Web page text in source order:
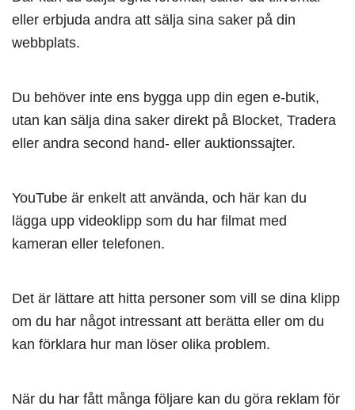
eller erbjuda andra att sälja sina saker på din
webbplats.
Du behöver inte ens bygga upp din egen e-butik,
utan kan sälja dina saker direkt på Blocket, Tradera
eller andra second hand- eller auktionssajter.
YouTube är enkelt att använda, och här kan du
lägga upp videoklipp som du har filmat med
kameran eller telefonen.
Det är lättare att hitta personer som vill se dina klipp
om du har något intressant att berätta eller om du
kan förklara hur man löser olika problem.
När du har fått många följare kan du göra reklam för